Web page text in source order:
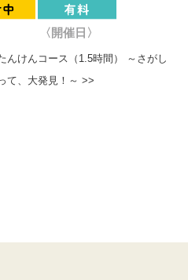
〈開催日〉
んけんコース（1.5時間） ～さがし
て、大発見！～ >>